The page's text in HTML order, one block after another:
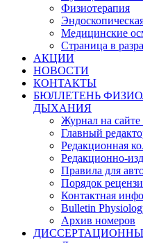
Физиотерапия
Медицинские
Страница в
АКЦИИ
НОВОСТИ
КОНТАКТЫ
БЮЛЛЕТЕНЬ
ДЫХАНИЯ
Журнал на сайте
Главный
Редакционная
Редакционно-
Правила для
Порядок
Контактная
Bulletin
Архив номеров